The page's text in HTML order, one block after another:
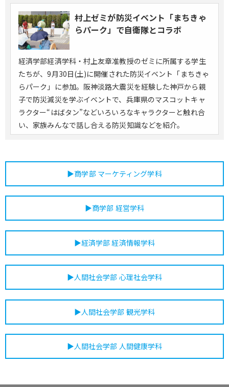
学部共通科目
基礎統計学
経済数学
公務員特別演習Ⅱ
公務員特別演習Ⅲ
企業論特別講義
経済特別演習Ⅰ
経済特別演習Ⅱ
研究演習Ⅱ など
学科専門科目
マクロ経済学
財政学
公共政策論
地域経済論
行政学
経済情報処理Ⅰ
労働経済論
社会経済分析
4年生
学部共通科目 研究演習Ⅲ 卒業論文 公務員特別演習Ⅵ
村上ゼミが防災イベント「まちきゃ
らパーク」で自衛隊とコラボ
経済学部経済学科・村上友章准教授のゼミに所属する学生
たちが、9月30日(土)に開催された防災イベント「まちきゃ
らパーク」に参加。阪神淡路大震災を経験した神戸から親
子で防災減災を学ぶイベントで、兵庫県のマスコットキャ
ラクター“はばタン”などいろいろなキャラクターと触れ合
い、家族みんなで話し合える防災知識などを紹介。
▶商学部 マーケティング学科
▶商学部 経営学科
▶経済学部 経済情報学科
▶人間社会学部 心理社会学科
▶人間社会学部 観光学科
▶人間社会学部 人間健康学科